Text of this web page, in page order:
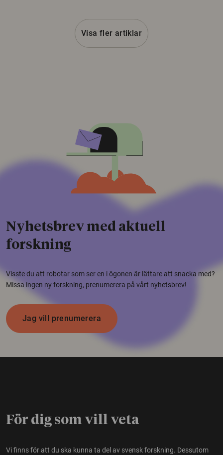
Visa fler artiklar
Nyhetsbrev med aktuell
forskning
Visste du att robotar som ser en i ögonen är lättare att snacka med?
Missa ingen ny forskning, prenumerera på vårt nyhetsbrev!
Jag vill prenumerera
För dig som vill veta
Vi finns för att du ska kunna ta del av svensk forskning. Dessutom